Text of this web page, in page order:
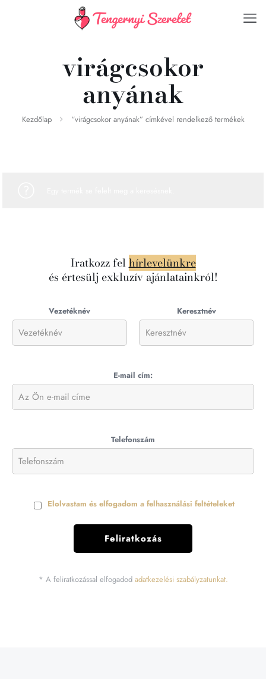
virágcsokor
anyának
Kezdőlap “virágcsokor anyának” címkével rendelkező termékek
Iratkozz felhírlevelünkre
és értesülj exkluzív ajánlatainkról!
Vezetéknév Keresztnév
E-mail cím:
Telefonszám
Elolvastam és elfogadom a felhasználási feltételeket
* A feliratkozással elfogadod adatkezelési szabályzatunkat.